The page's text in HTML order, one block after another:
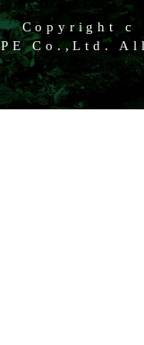
Copyright c
Co.,Ltd.